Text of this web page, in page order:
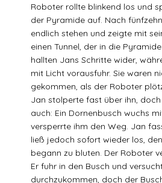
Roboter rollte blinkend los und
der Pyramide auf. Nach
endlich stehen und zeigte mit
einen Tunnel, der in die
hallten Jans Schritte wider,
mit Licht vorausfuhr. Sie waren
gekommen, als der Roboter
Jan stolperte fast über ihn,
auch: Ein Dornenbusch wuchs
versperrte ihm den Weg. Jan
ließ jedoch sofort wieder los,
begann zu bluten. Der Roboter
Er fuhr in den Busch und
durchzukommen, doch der